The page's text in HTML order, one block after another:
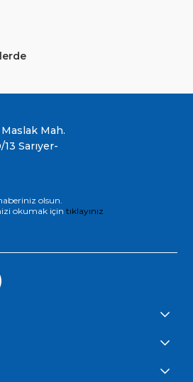
Mah.
Sarıyer-
olsun.
okumak içintıklayınız